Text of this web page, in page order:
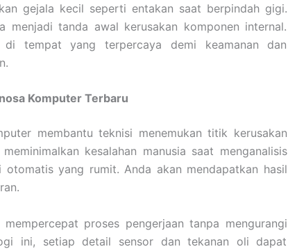
gejala kecil seperti entakan saat berpindah gigi.
menjadi tanda awal kerusakan komponen internal.
di tempat yang terpercaya demi keamanan dan
Komputer Terbaru
membantu teknisi menemukan titik kerusakan
kesalahan manusia saat menganalisis
otomatis yang rumit. Anda akan mendapatkan hasil
proses pengerjaan tanpa mengurangi
ini, setiap detail sensor dan tekanan oli dapat